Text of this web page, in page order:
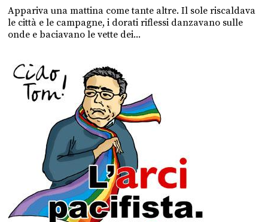
Appariva una mattina come tante altre. Il sole riscaldava
le città e le campagne, i dorati riflessi danzavano sulle
onde e baciavano le vette dei...